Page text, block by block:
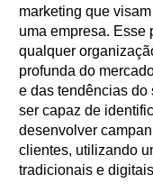
marketing que
uma empresa. Esse
qualquer
profunda do
e das tendências do
ser capaz de
desenvolver
clientes, utilizando
tradicionais e